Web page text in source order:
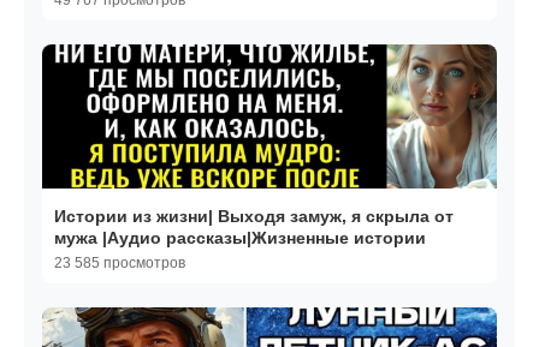
Истории из жизни| Выходя замуж, я скрыла от
мужа |Аудио рассказы|Жизненные истории
23 585 просмотров